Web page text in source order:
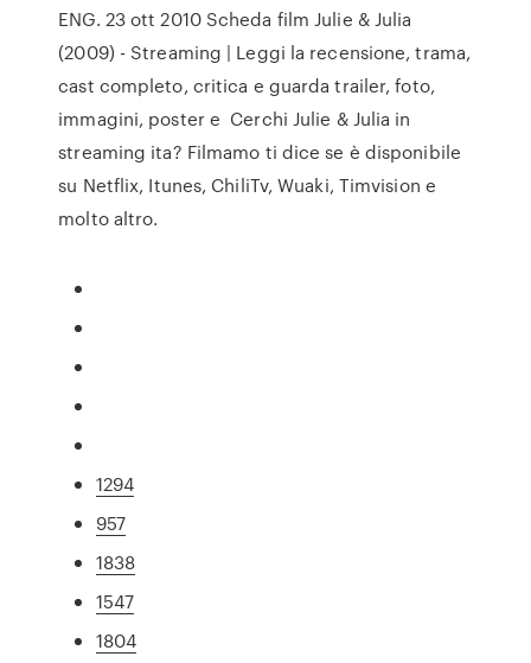
ENG. 23 ott 2010 Scheda film Julie & Julia
(2009) - Streaming | Leggi la recensione, trama,
cast completo, critica e guarda trailer, foto,
immagini, poster e Cerchi Julie & Julia in
streaming ita? Filmamo ti dice se è disponibile
su Netflix, Itunes, ChiliTv, Wuaki, Timvision e
molto altro.
1294
957
1838
1547
1804